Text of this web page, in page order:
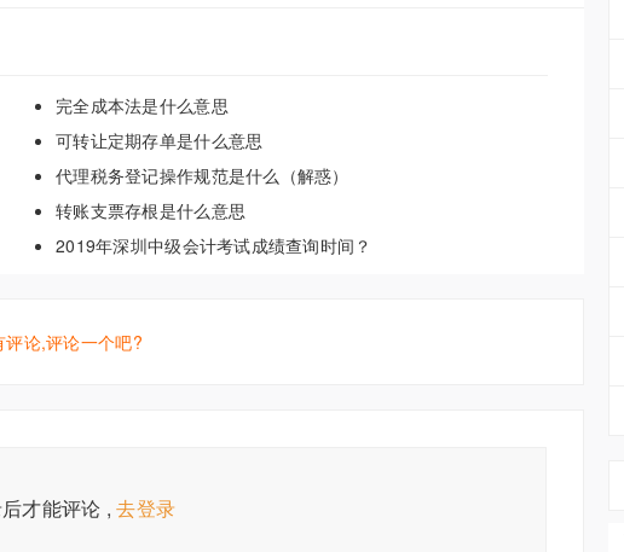
完全成本法是什么意思
可转让定期存单是什么意思
代理税务登记操作规范是什么（解惑）
转账支票存根是什么意思
2019年深圳中级会计考试成绩查询时间？
评论,评论一个吧?
才能评论 ,去登录